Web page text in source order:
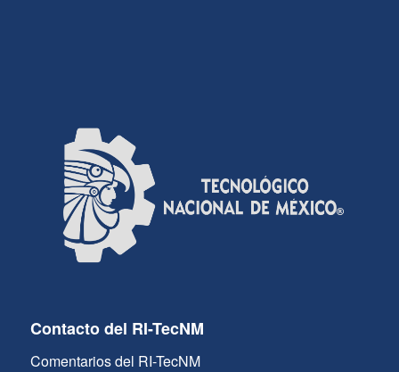
Contacto del RI-TecNM
Comentarios del RI-TecNM